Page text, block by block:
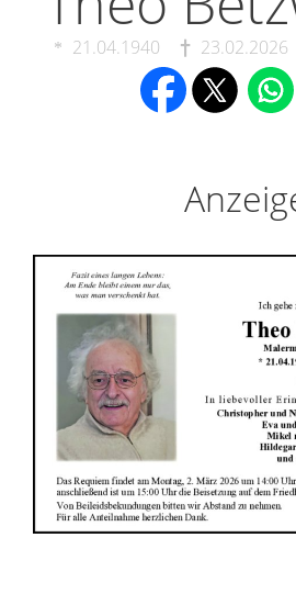
21.04.1940 23.02.2026